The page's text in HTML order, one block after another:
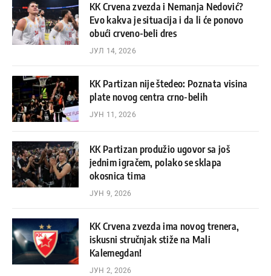
KK Crvena zvezda i Nemanja Nedović?
Evo kakva je situacija i da li će ponovo
obući crveno-beli dres
ЈУЛ 14, 2026
KK Partizan nije štedeo: Poznata visina
plate novog centra crno-belih
ЈУН 11, 2026
KK Partizan produžio ugovor sa još
jednim igračem, polako se sklapa
okosnica tima
ЈУН 9, 2026
KK Crvena zvezda ima novog trenera,
iskusni stručnjak stiže na Mali
Kalemegdan!
ЈУН 2, 2026